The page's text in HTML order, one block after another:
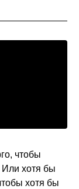
чтобы
Или хотя бы
хотя бы